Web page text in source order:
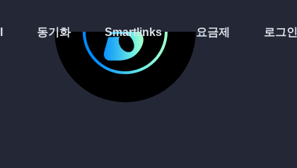
동기화 Smartlinks 요금제 로그인